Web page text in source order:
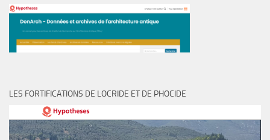
LES FORTIFICATIONS DE LOCRIDE ET DE PHOCIDE